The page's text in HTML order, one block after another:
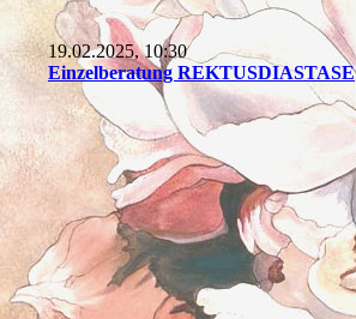
19.02.2025, 10:30
Einzelberatung REKTUSDIASTASE